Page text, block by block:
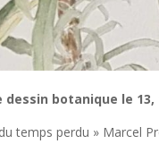
dessin botanique le 13,
temps perdu » Marcel